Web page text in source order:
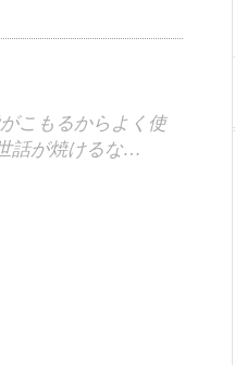
こもるからよく使
話が焼けるな…